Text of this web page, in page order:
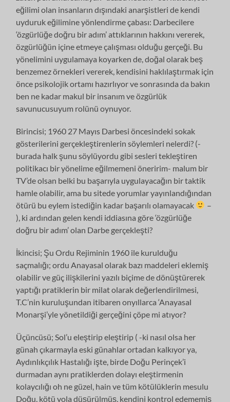
eğilimi olan insanların dışındaki anarşistleri de kendi
uyduruk eğilimine yönlendirme çabası: Darbecilere
‘özgürlüğe doğru bir adım’ attıklarının hakkını vererek,
özgürlüğün içine etmeye çalışması olduğu gerçeği. Bu
yönelimini uygulamaya koyarken de, doğal olarak beş
benzemez örnekleri vererek, kendisini haklılaştırmak için
önce psikolojik ortamı hazırlıyor ve sonrasında da bakın
ben ne kadar makul bir insanım ve özgürlük
savunucusuyum rolünü oynuyor.
Birincisi; 1960 27 Mayıs Darbesi öncesindeki sokak
gösterilerini gerçekleştirenlerin söylemleri nelerdi? (-
burada halk şunu söylüyordu gibi sesleri tekleştiren
politikacı bir yönelime eğilmemeni öneririm- malum bir
TV’de olsan belki bu başarıyla uygulayacağın bir taktik
hamle olabilir, ama bu sitede yorumlar yayınlandığından
ötürü bu eylem istediğin kadar başarılı olamayacak
–
), ki ardından gelen kendi iddiasına göre ‘özgürlüğe
doğru bir adım’ olan Darbe gerçekleşti?
İkincisi; Şu Ordu Rejiminin 1960 ile kurulduğu
saçmalığı; ordu Anayasal olarak bazı maddeleri eklemiş
olabilir ve güç ilişkilerini yazılı biçime de dönüştürerek
yaptığı pratiklerin bir milat olarak değerlendirilmesi,
T.C’nin kuruluşundan itibaren onyıllarca ‘Anayasal
Monarşi’yle yönetildiği gerçeğini çöpe mi atıyor?
Üçüncüsü; Sol’u eleştirip eleştirip ( -ki nasıl olsa her
günah çıkarmayla eski günahlar ortadan kalkıyor ya,
Aydınlıkçılık Hastalığı işte, birde Doğu Perinçek’i
durmadan aynı pratiklerden dolayı eleştirmenin
kolaycılığı oh ne güzel, hain ve tüm kötülüklerin mesulu
Doğu, kötü yola düşürülmüş, kendini kontrol edememiş